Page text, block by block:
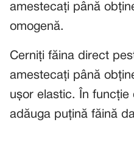
amestecați până
omogenă.
Cerniți făina direct
amestecați până
ușor elastic. În funcție
adăuga puțină făină